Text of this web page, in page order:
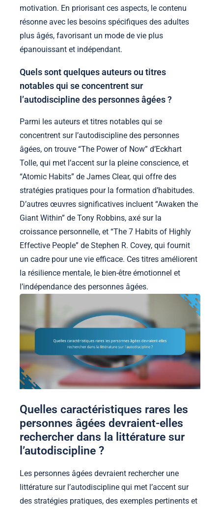
motivation. En priorisant ces aspects, le contenu
résonne avec les besoins spécifiques des adultes
plus âgés, favorisant un mode de vie plus
épanouissant et indépendant.
Quels sont quelques auteurs ou titres
notables qui se concentrent sur
l’autodiscipline des personnes âgées ?
Parmi les auteurs et titres notables qui se
concentrent sur l’autodiscipline des personnes
âgées, on trouve “The Power of Now” d’Eckhart
Tolle, qui met l’accent sur la pleine conscience, et
“Atomic Habits” de James Clear, qui offre des
stratégies pratiques pour la formation d’habitudes.
D’autres œuvres significatives incluent “Awaken the
Giant Within” de Tony Robbins, axé sur la
croissance personnelle, et “The 7 Habits of Highly
Effective People” de Stephen R. Covey, qui fournit
un cadre pour une vie efficace. Ces titres améliorent
la résilience mentale, le bien-être émotionnel et
l’indépendance des personnes âgées.
Quelles caractéristiques rares les
personnes âgées devraient-elles
rechercher dans la littérature sur
l’autodiscipline ?
Les personnes âgées devraient rechercher une
littérature sur l’autodiscipline qui met l’accent sur
des stratégies pratiques, des exemples pertinents et